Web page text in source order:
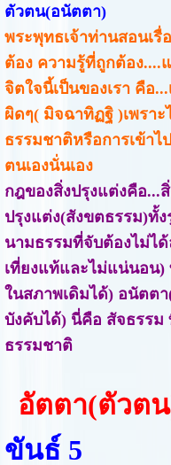
ตัวตน(อนัตตา)
พระพุทธเจ้าท่านสอนเ
ต้อง ความรู้ที่ถูกต้อง....
จิตใจนี้เป็นของเรา คือ
ผิดๆ( มิจฉาทิฏฐิ )เพรา
ธรรมชาติหรือการเข้าไ
ตนเองนั่นเอง
กฎของสิ่งปรุงแต่งคือ...
ปรุงแต่ง(สังขตธรรม)ทั้
นามธรรมที่จับต้องไม่ไ
เที่ยงแท้และไม่แน่นอน
ในสภาพเดิมได้) อนัตต
บังคับได้) นี่คือ สัจธรรม
ธรรมชาติ
อัตตา(ตัวต
ขันธ์ 5